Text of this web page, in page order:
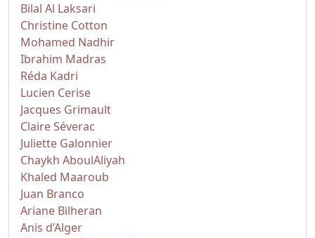
Bilal Al Laksari
Christine Cotton
Mohamed Nadhir
Ibrahim Madras
Réda Kadri
Lucien Cerise
Jacques Grimault
Claire Séverac
Juliette Galonnier
Chaykh AboulAliyah
Khaled Maaroub
Juan Branco
Ariane Bilheran
Anis d’Alger